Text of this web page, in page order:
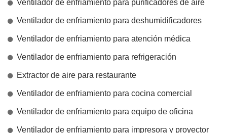
Ventilador de enfriamiento para purificadores de aire
Ventilador de enfriamiento para deshumidificadores
Ventilador de enfriamiento para atención médica
Ventilador de enfriamiento para refrigeración
Extractor de aire para restaurante
Ventilador de enfriamiento para cocina comercial
Ventilador de enfriamiento para equipo de oficina
Ventilador de enfriamiento para impresora y proyector